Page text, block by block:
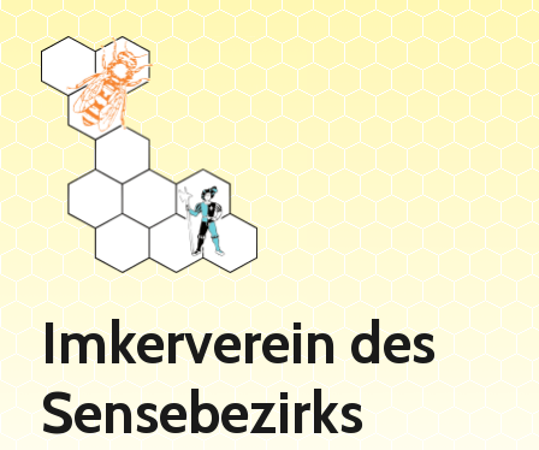
Imkerverein des
Sensebezirks